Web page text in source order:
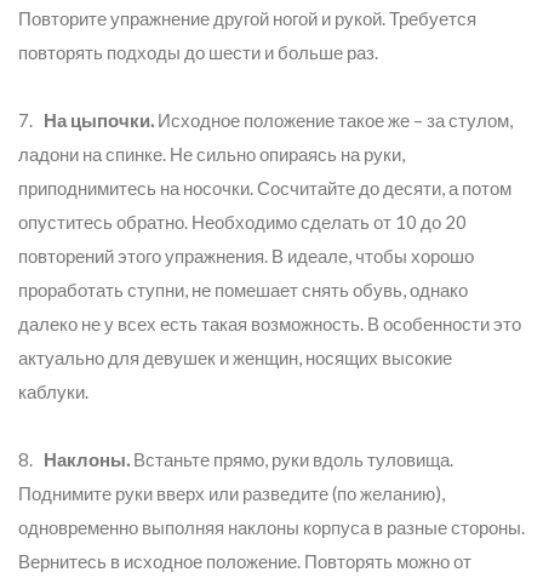
Повторите упражнение другой ногой и рукой. Требуется
повторять подходы до шести и больше раз.
7. На цыпочки. Исходное положение такое же – за стулом,
ладони на спинке. Не сильно опираясь на руки,
приподнимитесь на носочки. Сосчитайте до десяти, а потом
опуститесь обратно. Необходимо сделать от 10 до 20
повторений этого упражнения. В идеале, чтобы хорошо
проработать ступни, не помешает снять обувь, однако
далеко не у всех есть такая возможность. В особенности это
актуально для девушек и женщин, носящих высокие
каблуки.
8. Наклоны. Встаньте прямо, руки вдоль туловища.
Поднимите руки вверх или разведите (по желанию),
одновременно выполняя наклоны корпуса в разные стороны.
Вернитесь в исходное положение. Повторять можно от